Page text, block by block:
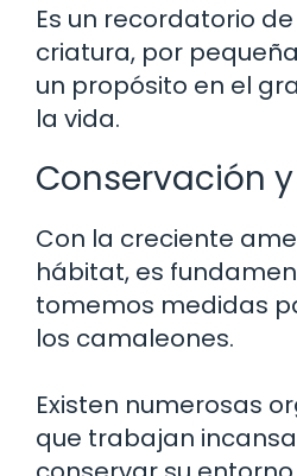
Es un recordatorio
criatura, por
un propósito en el
la vida.
Conservación
Con la creciente
hábitat, es
tomemos medidas
los camaleones.
Existen numerosas
que trabajan